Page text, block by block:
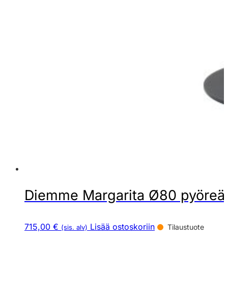
Diemme Margarita Ø80
715,00 € (sis. alv) Lisää ostoskoriin Tilaustuote